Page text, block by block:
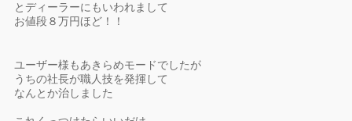
とディーラーにもいわれまして
お値段８万円ほど！！
ユーザー様もあきらめモードでしたが
うちの社長が職人技を発揮して
なんとか治しました